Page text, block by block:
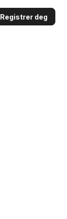
Registrer deg